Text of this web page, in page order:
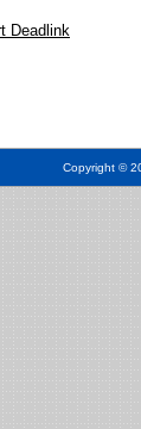
Deadlink
Copyright ©